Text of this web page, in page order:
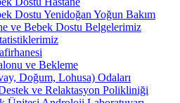
Dostu Yenidoğan Yoğun Bakım
ve Bebek Dostu Belgelerimiz
ve Bekleme
Doğum, Lohusa) Odaları
ve Relaktasyon Polikliniği